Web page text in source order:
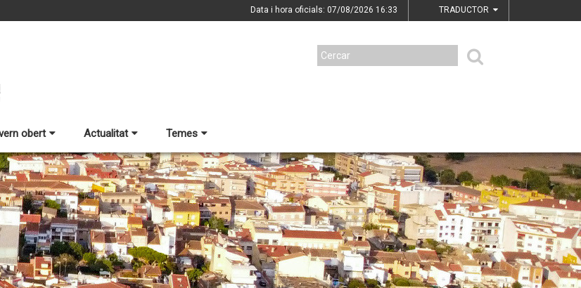
Data i hora oficials: 07/08/2026 16:33 TRADUCTOR
obert Actualitat Temes